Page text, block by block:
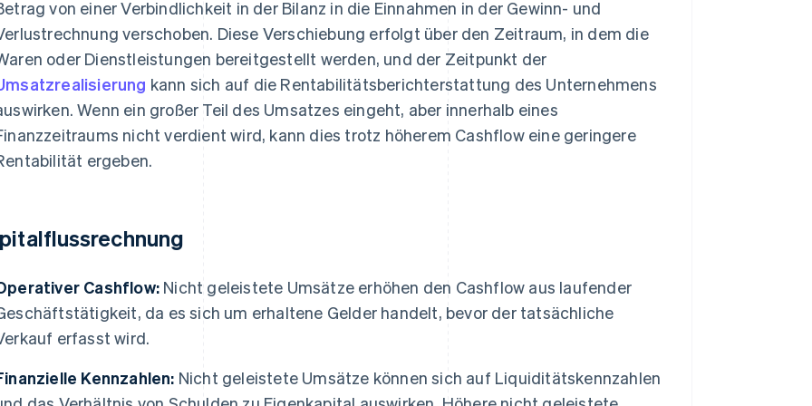
von einer Verbindlichkeit in der Bilanz in die Einnahmen in der Gewinn- und
verschoben. Diese Verschiebung erfolgt über den Zeitraum, in dem die
oder Dienstleistungen bereitgestellt werden, und der Zeitpunkt der
kann sich auf die Rentabilitätsberichterstattung des Unternehmens
Wenn ein großer Teil des Umsatzes eingeht, aber innerhalb eines
nicht verdient wird, kann dies trotz höherem Cashflow eine geringere
ergeben.
Cashflow: Nicht geleistete Umsätze erhöhen den Cashflow aus laufender
da es sich um erhaltene Gelder handelt, bevor der tatsächliche
erfasst wird.
Kennzahlen: Nicht geleistete Umsätze können sich auf Liquiditätskennzahlen